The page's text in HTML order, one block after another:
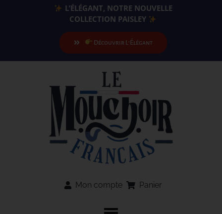
L’ÉLÉGANT, NOTRE NOUVELLE
COLLECTION PAISLEY
Découvrir L’Élégant
Mon compte Panier